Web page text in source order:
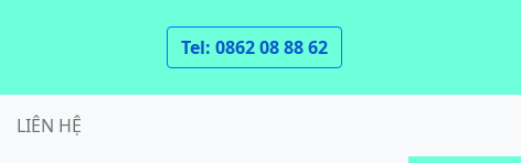
Tel: 0862 08 88 62
LIÊN HỆ